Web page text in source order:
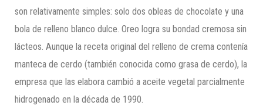
son relativamente simples: solo dos obleas de chocolate y una
bola de relleno blanco dulce. Oreo logra su bondad cremosa sin
lácteos. Aunque la receta original del relleno de crema contenía
manteca de cerdo (también conocida como grasa de cerdo), la
empresa que las elabora cambió a aceite vegetal parcialmente
hidrogenado en la década de 1990.